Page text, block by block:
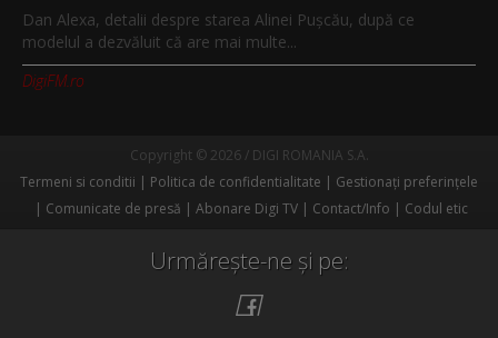
Dan Alexa, detalii despre starea Alinei Pușcău, după ce
modelul a dezvăluit că are mai multe...
DigiFM.ro
Copyright © 2026 / DIGI ROMANIA S.A.
Termeni si conditii
Politica de confidentialitate
Gestionați preferințele
Comunicate de presă
Abonare Digi TV Contact/Info Codul etic
Urmărește-ne și pe: